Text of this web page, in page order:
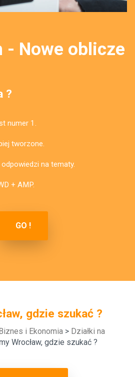
- Nowe oblicze
?
numer 1.
tworzone.
na tematy.
+ AMP.
GO !
gdzie szukać ?
Biznes i Ekonomia > Działki na
Wrocław, gdzie szukać ?